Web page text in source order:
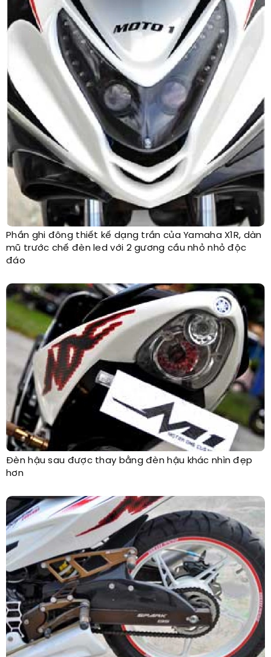
Phần ghi đông thiết kế dạng trần của Yamaha X1R, dàn
mũ trước chế đèn led với 2 gương cầu nhỏ nhỏ độc
đáo
Đèn hậu sau được thay bằng đèn hậu khác nhìn đẹp
hơn